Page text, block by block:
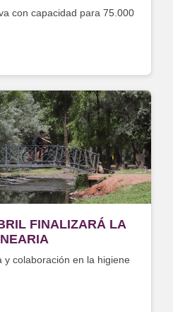
con capacidad para 75.000
FINALIZARÁ LA
y colaboración en la higiene